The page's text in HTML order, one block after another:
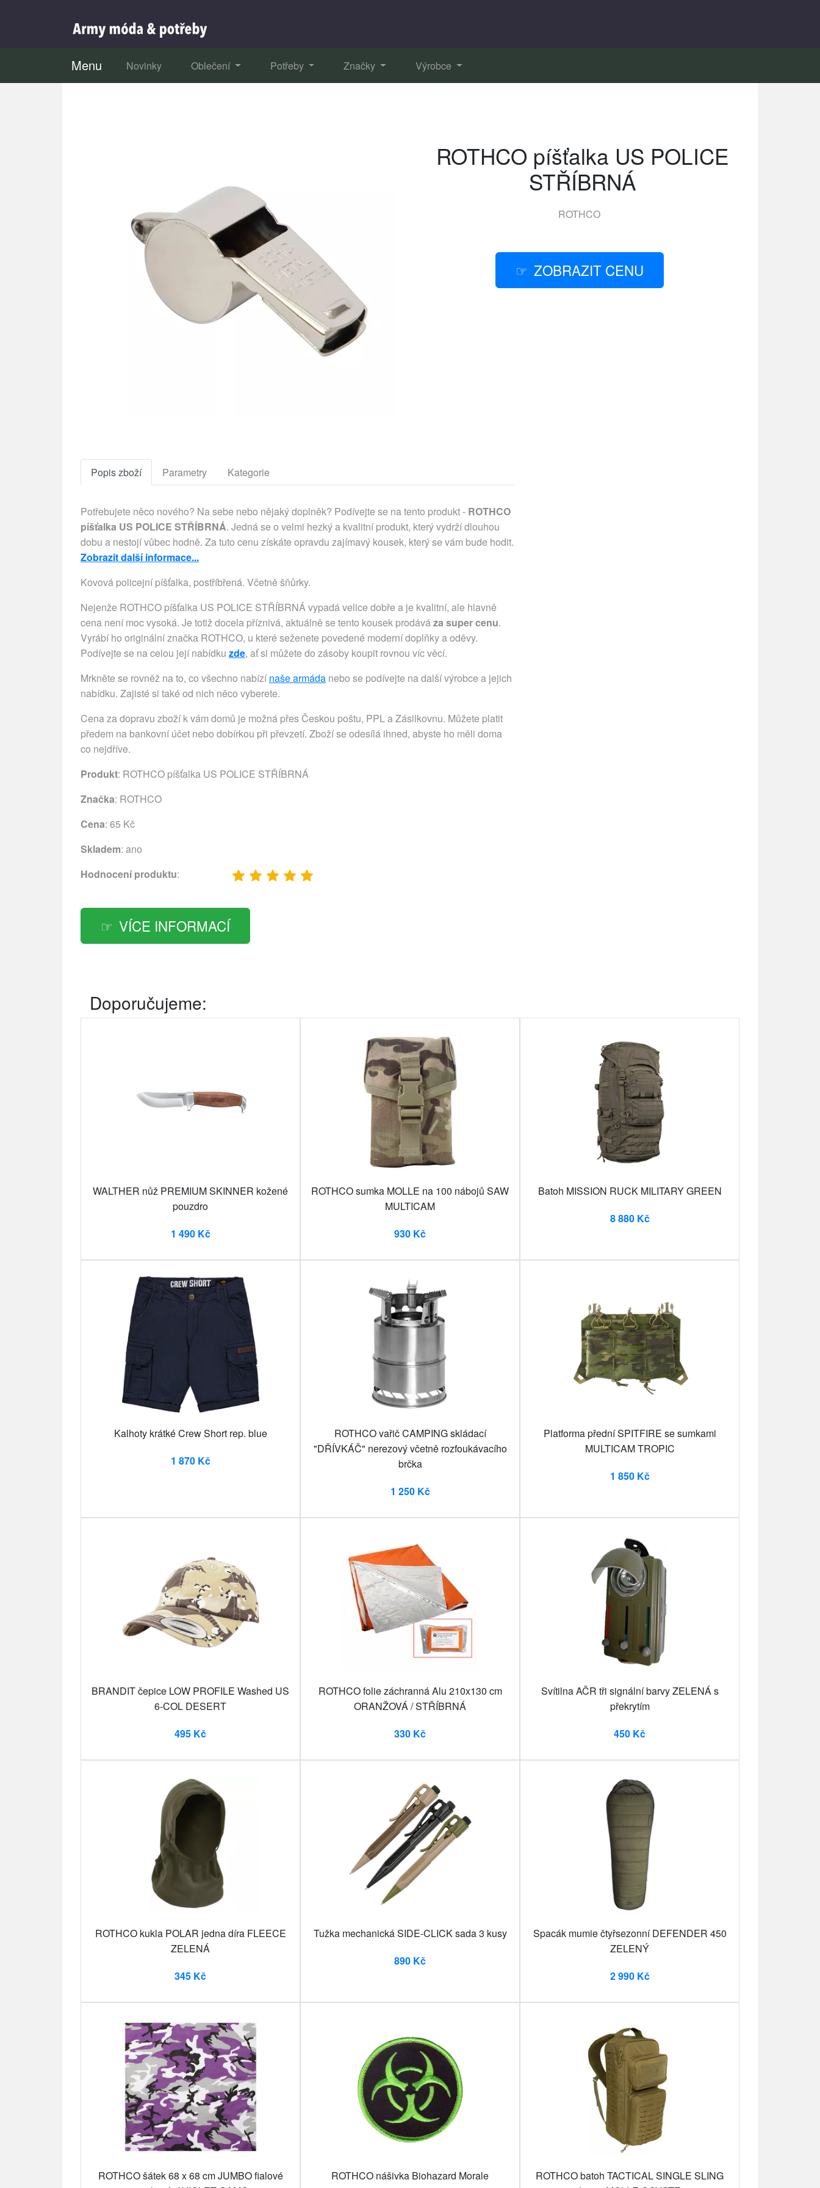
Menu Novinky Oblečení Potřeby Značky Výrobce
ROTHCO píšťalka US POLICE
STŘÍBRNÁ
ROTHCO
ZOBRAZIT CENU
Popis zboží Parametry Kategorie
Potřebujete něco nového? Na sebe nebo nějaký doplněk? Podívejte se na tento produkt - ROTHCO
píšťalka US POLICE STŘÍBRNÁ. Jedná se o velmi hezký a kvalitní produkt, který vydrží dlouhou
dobu a nestojí vůbec hodně. Za tuto cenu získáte opravdu zajímavý kousek, který se vám bude hodit.
Zobrazit další informace...
Kovová policejní píšťalka, postříbřená. Včetně šňůrky.
Nejenže ROTHCO píšťalka US POLICE STŘÍBRNÁ vypadá velice dobře a je kvalitní, ale hlavně
cena není moc vysoká. Je totiž docela příznivá, aktuálně se tento kousek prodáváza super cenu.
Vyrábí ho originální značka ROTHCO, u které seženete povedené moderní doplňky a oděvy.
Podívejte se na celou její nabídku zde, ať si můžete do zásoby koupit rovnou víc věcí.
Mrkněte se rovněž na to, co všechno nabízínaše armáda nebo se podívejte na další výrobce a jejich
nabídku. Zajisté si také od nich něco vyberete.
Cena za dopravu zboží k vám domů je možná přes Českou poštu, PPL a Zásilkovnu. Můžete platit
předem na bankovní účet nebo dobírkou při převzetí. Zboží se odesílá ihned, abyste ho měli doma
co nejdříve.
Produkt: ROTHCO píšťalka US POLICE STŘÍBRNÁ
Značka: ROTHCO
Cena: 65 Kč
Skladem: ano
Hodnocení produktu:
VÍCE INFORMACÍ
Doporučujeme:
WALTHER nůž PREMIUM SKINNER kožené
pouzdro
1 490 Kč
ROTHCO sumka MOLLE na 100 nábojů SAW
MULTICAM
930 Kč
Batoh MISSION RUCK MILITARY GREEN
8 880 Kč
Kalhoty krátké Crew Short rep. blue
1 870 Kč
ROTHCO vařič CAMPING skládací
"DŘÍVKÁČ" nerezový včetně rozfoukávacího
brčka
1 250 Kč
Platforma přední SPITFIRE se sumkami
MULTICAM TROPIC
1 850 Kč
BRANDIT čepice LOW PROFILE Washed US
6-COL DESERT
495 Kč
ROTHCO folie záchranná Alu 210x130 cm
ORANŽOVÁ / STŘÍBRNÁ
330 Kč
Svítilna AČR tři signální barvy ZELENÁ s
překrytím
450 Kč
ROTHCO kukla POLAR jedna díra FLEECE
ZELENÁ
345 Kč
Tužka mechanická SIDE-CLICK sada 3 kusy
890 Kč
Spacák mumie čtyřsezonní DEFENDER 450
ZELENÝ
2 990 Kč
ROTHCO šátek 68 x 68 cm JUMBO fialové
ROTHCO nášivka Biohazard Morale
ROTHCO batoh TACTICAL SINGLE SLING